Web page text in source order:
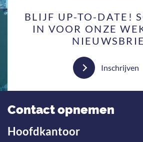
BLIJF UP-TO-DATE!
IN VOOR ONZE
Inschrijven
Contact opnemen
Hoofdkantoor